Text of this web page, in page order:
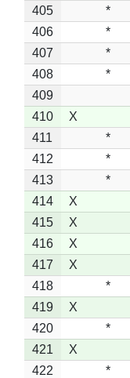
405
*
406
*
407
*
408
*
409
410
X
411
*
412
*
413
*
414
X
415
X
416
X
417
X
418
*
419
X
420
*
421
X
422
*